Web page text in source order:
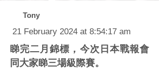
Tony
21 February 2024 at 8:54:17 am
睇完二月錦標，今次日本戰報會
同大家睇三場級際賽。